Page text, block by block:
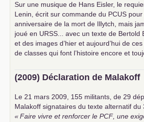
Sur une musique de Hans Eisler, le
Lenin, écrit sur commande du PCUS
anniversaire de la mort de Illytch, mais
joué en URSS ... avec un texte de Bertold
et des images d’hier et aujourd’hui de
de classes qui font l’histoire encore et
(2009) Déclaration de Malakoff
Le 21 mars 2009, 155 militants, de 29
Malakoff signataires du texte alternatif du
«Faire vivre et renforcer le PCF , une